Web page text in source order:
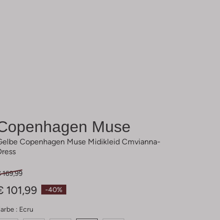
Muse
Copenhagen Muse Midikleid Cmvianna-
-40%
169,99
101,99
: Ecru